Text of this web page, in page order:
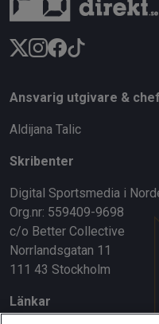
Ansvarig utgivare &
Aldijana Talic
Skribenter
Digital Sportsmedia i
Org.nr: 559409-9698
c/o Better Collective
Norrlandsgatan 11
111 43 Stockholm
Länkar